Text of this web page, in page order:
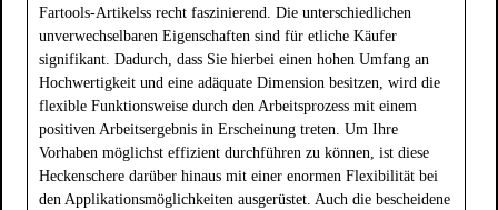
Fartools-Artikelss recht faszinierend. Die unterschiedlichen
unverwechselbaren Eigenschaften sind für etliche Käufer
signifikant. Dadurch, dass Sie hierbei einen hohen Umfang an
Hochwertigkeit und eine adäquate Dimension besitzen, wird die
flexible Funktionsweise durch den Arbeitsprozess mit einem
positiven Arbeitsergebnis in Erscheinung treten. Um Ihre
Vorhaben möglichst effizient durchführen zu können, ist diese
Heckenschere darüber hinaus mit einer enormen Flexibilität bei
den Applikationsmöglichkeiten ausgerüstet. Auch die bescheidene